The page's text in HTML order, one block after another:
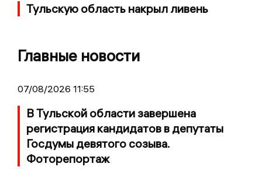
Тульскую область накрыл ливень
Главные новости
07/08/2026 11:55
В Тульской области завершена
регистрация кандидатов в депутаты
Госдумы девятого созыва.
Фоторепортаж